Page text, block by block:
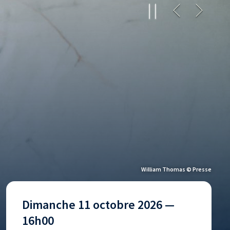
William Thomas © Presse
Dimanche 11 octobre 2026 —
16h00